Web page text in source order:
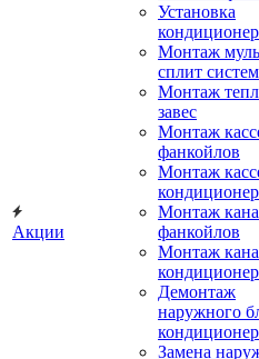
Акции
Установка
Монтаж
сплит систем
Монтаж
завес
Монтаж
фанкойлов
Монтаж
Монтаж
фанкойлов
Монтаж
Демонтаж
наружного
Замена